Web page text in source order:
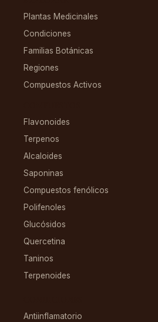
Plantas Medicinales
Condiciones
Familias Botánicas
Regiones
Compuestos Activos
Flavonoides
Terpenos
Alcaloides
Saponinas
Compuestos fenólicos
Polifenoles
Glucósidos
Quercetina
Taninos
Terpenoides
Antiinflamatorio